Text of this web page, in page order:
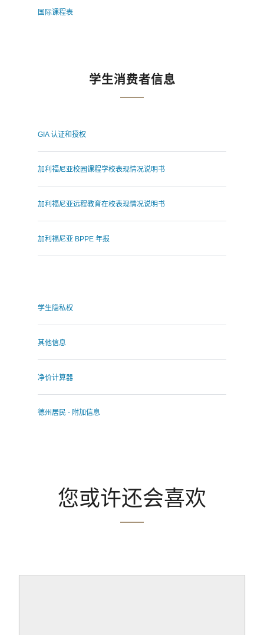
国际课程表
学生消费者信息
GIA 认证和授权
加利福尼亚校园课程学校表现情况说明书
加利福尼亚远程教育在校表现情况说明书
加利福尼亚 BPPE 年报
学生隐私权
其他信息
净价计算器
德州居民 - 附加信息
您或许还会喜欢